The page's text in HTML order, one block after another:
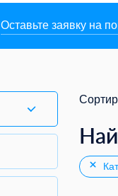
Оставьте заявку на